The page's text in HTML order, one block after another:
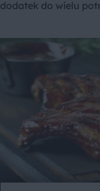
dodatek do wielu